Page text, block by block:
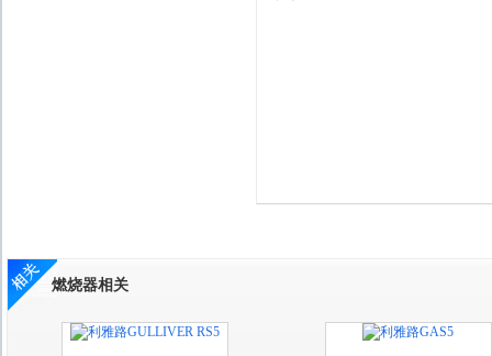
燃烧器相关